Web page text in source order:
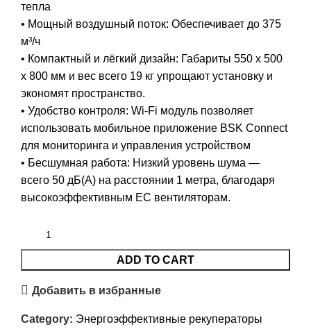
тепла
• Мощный воздушный поток: Обеспечивает до 375
м³/ч
• Компактный и лёгкий дизайн: Габариты 550 x 500
x 800 мм и вес всего 19 кг упрощают установку и
экономят пространство.
• Удобство контроля: Wi-Fi модуль позволяет
использовать мобильное приложение BSK Connect
для мониторинга и управления устройством
• Бесшумная работа: Низкий уровень шума —
всего 50 дБ(A) на расстоянии 1 метра, благодаря
высокоэффективным EC вентиляторам.
ADD TO CART
Добавить в избранные
Category: Энергоэффективные рекуператоры